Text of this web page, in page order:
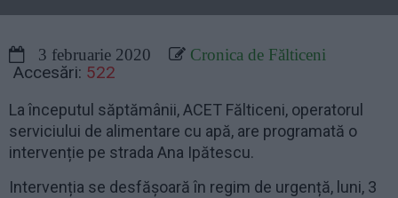
3 februarie 2020 Cronica de Fălticeni
Accesări: 522
La începutul săptămânii, ACET Fălticeni, operatorul
serviciului de alimentare cu apă, are programată o
intervenție pe strada Ana Ipătescu.
Intervenția se desfășoară în regim de urgență, luni, 3